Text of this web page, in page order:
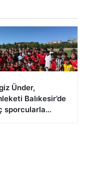
Ünder,
Balıkesir’de
sporcularla